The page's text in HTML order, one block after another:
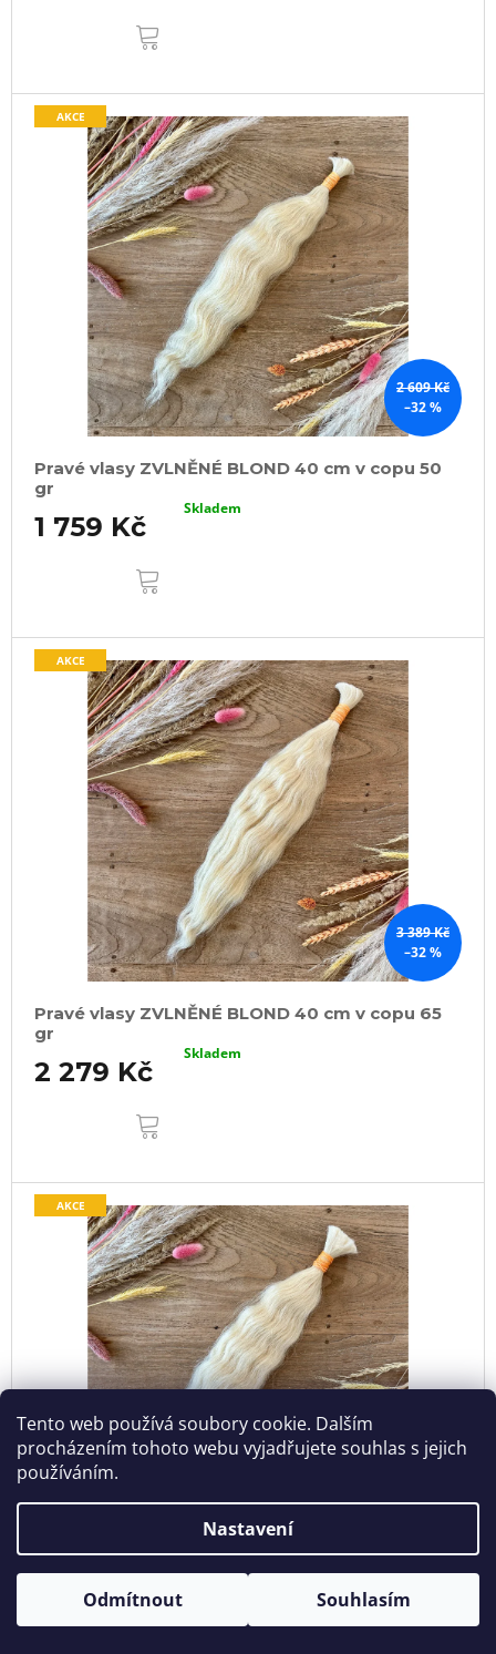
Tento web používá soubory cookie. Dalším
procházením tohoto webu vyjadřujete souhlas s jejich
používáním.
Nastavení
Odmítnout Souhlasím
2 609 Kč
–32 %
AKCE
Pravé vlasy ZVLNĚNÉ BLOND 40 cm v copu 50
gr
1 759 Kč
Skladem
3 389 Kč
–32 %
AKCE
Pravé vlasy ZVLNĚNÉ BLOND 40 cm v copu 65
gr
2 279 Kč
Skladem
AKCE
Pravé vlasy ZVLNĚNÉ BLOND 40 cm v copu 80
gr
2 809 Kč